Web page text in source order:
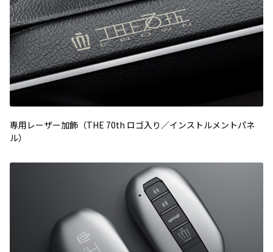
専用レーザー加飾（THE 70th ロゴ入り／インストルメントパネ
ル）